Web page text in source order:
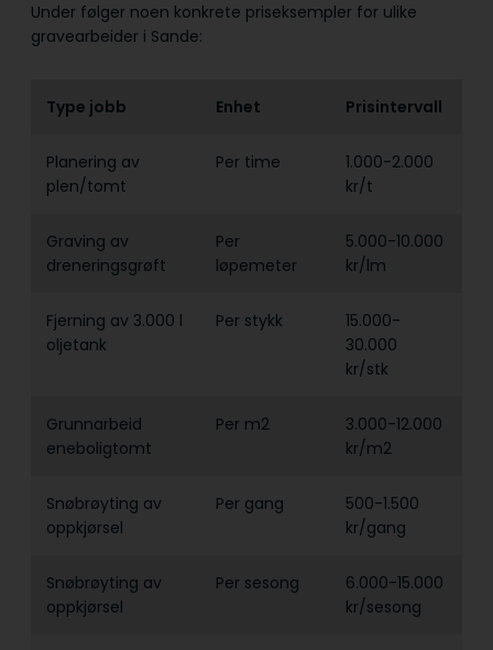
Under følger noen konkrete priseksempler for ulike
gravearbeider i Sande:
Type jobb Enhet Prisintervall
Planering av
plen/tomt
Per time
1.000-2.000
kr/t
Graving av
dreneringsgrøft
Per
løpemeter
5.000-10.000
kr/lm
Fjerning av 3.000 l
oljetank
Per stykk
15.000-
30.000
kr/stk
Grunnarbeid
eneboligtomt
Per m2
3.000-12.000
kr/m2
Snøbrøyting av
oppkjørsel
Per gang
500-1.500
kr/gang
Snøbrøyting av
oppkjørsel
Per sesong
6.000-15.000
kr/sesong